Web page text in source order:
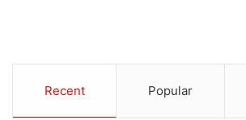
Recent Popular